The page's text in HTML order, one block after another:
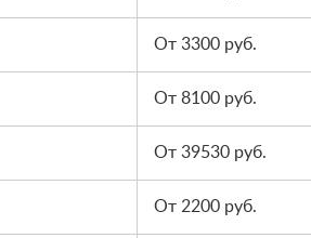
От 3300 руб.
От 8100 руб.
От 39530 руб.
От 2200 руб.